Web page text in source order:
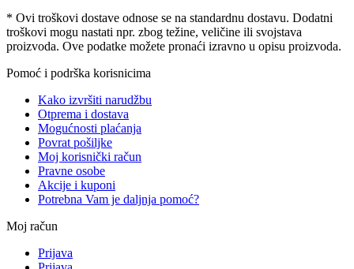
* Ovi troškovi dostave odnose se na standardnu ​​dostavu. Dodatni
troškovi mogu nastati npr. zbog težine, veličine ili svojstava
proizvoda. Ove podatke možete pronaći izravno u opisu proizvoda.
Pomoć i podrška korisnicima
Kako izvršiti narudžbu
Otprema i dostava
Mogućnosti plaćanja
Povrat pošiljke
Moj korisnički račun
Pravne osobe
Akcije i kuponi
Potrebna Vam je daljnja pomoć?
Moj račun
Prijava